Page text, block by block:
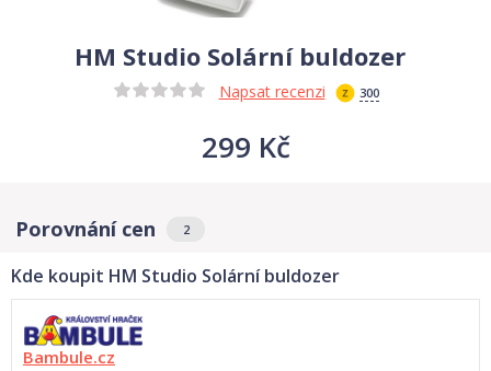
HM Studio Solární buldozer
Napsat recenzi 300
299 Kč
Porovnání cen 2
Kde koupit HM Studio Solární buldozer
Bambule.cz